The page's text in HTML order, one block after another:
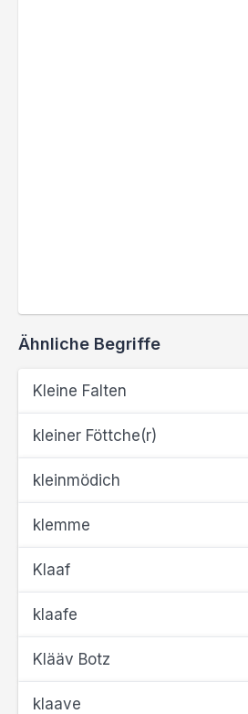
Ähnliche Begriffe
Kleine Falten
kleiner Föttche(r)
kleinmödich
klemme
Klaaf
klaafe
Klääv Botz
klaave